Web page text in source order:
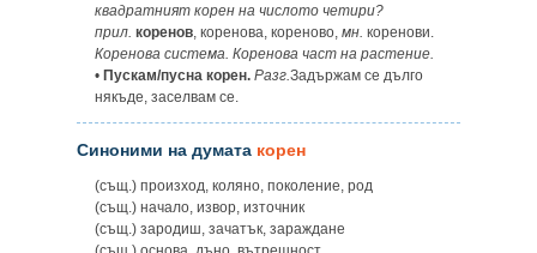
квадратният корен на числото четири?
прил. коренов, коренова, кореново, мн. коренови.
Коренова система. Коренова част на растение.
• Пускам/пусна корен. Разг.Задържам се дълго
някъде, заселвам се.
Синоними на думата корен
(същ.) произход, коляно, поколение, род
(същ.) начало, извор, източник
(същ.) зародиш, зачатък, зараждане